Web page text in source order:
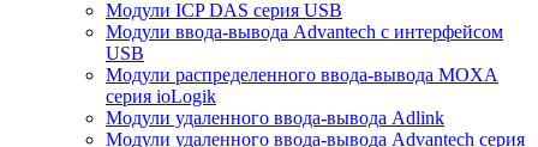
Модули ICP DAS серия USB
Модули ввода-вывода Advantech с интерфейсом
USB
Модули распределенного ввода-вывода MOXA
серия ioLogik
Модули удаленного ввода-вывода Adlink
Модули удаленного ввода-вывода Advantech серия